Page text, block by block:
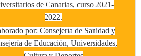
de Canarias, curso 2021-
2022.
por: Consejería de Sanidad y
de Educación, Universidades,